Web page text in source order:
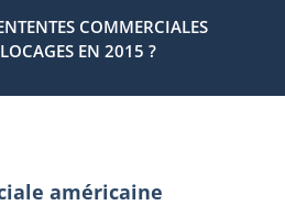
COMMERCIALES
EN 2015 ?
américaine